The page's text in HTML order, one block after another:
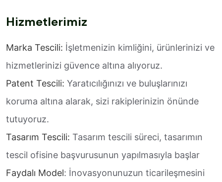
Hizmetlerimiz
Marka Tescili: İşletmenizin kimliğini, ürünlerinizi ve
hizmetlerinizi güvence altına alıyoruz.
Patent Tescili: Yaratıcılığınızı ve buluşlarınızı
koruma altına alarak, sizi rakiplerinizin önünde
tutuyoruz.
Tasarım Tescili: Tasarım tescili süreci, tasarımın
tescil ofisine başvurusunun yapılmasıyla başlar
Faydalı Model: İnovasyonunuzun ticarileşmesini